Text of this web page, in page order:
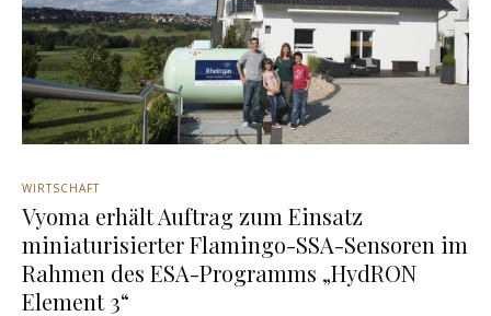
WIRTSCHAFT
Vyoma erhält Auftrag zum Einsatz
miniaturisierter Flamingo-SSA-Sensoren im
Rahmen des ESA-Programms „HydRON
Element 3“